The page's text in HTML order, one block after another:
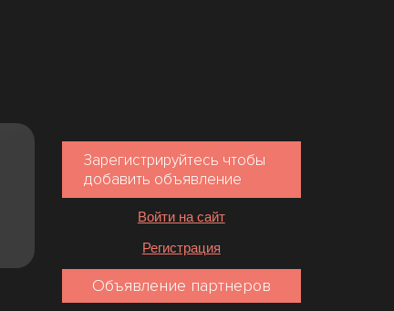
Зарегистрируйтесь чтобы
добавить объявление
Войти на сайт
Регистрация
Объявление партнеров